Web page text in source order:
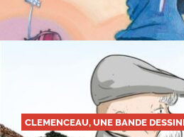
CLEMENCEAU, UNE BANDE